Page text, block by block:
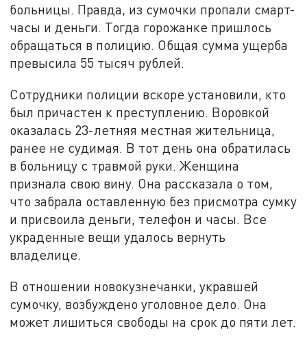
больницы. Правда, из сумочки пропали смарт-
часы и деньги. Тогда горожанке пришлось
обращаться в полицию. Общая сумма ущерба
превысила 55 тысяч рублей.
Сотрудники полиции вскоре установили, кто
был причастен к преступлению. Воровкой
оказалась 23-летняя местная жительница,
ранее не судимая. В тот день она обратилась
в больницу с травмой руки. Женщина
признала свою вину. Она рассказала о том,
что забрала оставленную без присмотра сумку
и присвоила деньги, телефон и часы. Все
украденные вещи удалось вернуть
владелице.
В отношении новокузнечанки, укравшей
сумочку, возбуждено уголовное дело. Она
может лишиться свободы на срок до пяти лет.